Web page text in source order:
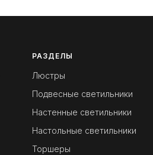
РАЗДЕЛЫ
Люстры
Подвесные светильники
Настенные светильники
Настольные светильники
Торшеры